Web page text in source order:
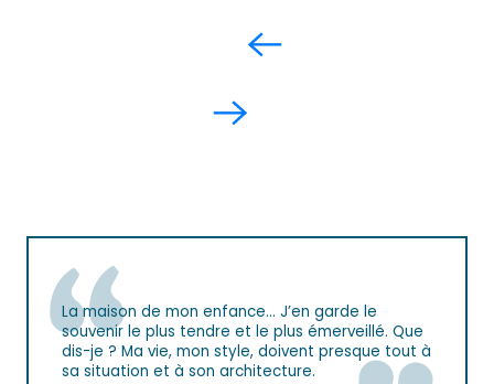
La maison de mon enfance… J’en garde le
souvenir le plus tendre et le plus émerveillé. Que
dis-je ? Ma vie, mon style, doivent presque tout à
sa situation et à son architecture.